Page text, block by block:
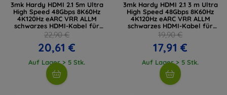
3mk Hardy HDMI 2.1 5m Ultra
High Speed 48Gbps 8K60Hz
4K120Hz eARC VRR ALLM
schwarzes HDMI-Kabel für
Zubehör
22,90 €
20,61 €
Auf Lager > 5 Stk.
3mk Hardy HDMI 2.1 3 m Ultra
High Speed 48Gbps 8K60Hz
4K120Hz eARC VRR ALLM
schwarzes HDMI-Kabel für
Zubehör
19,90 €
17,91 €
Auf Lager > 5 Stk.